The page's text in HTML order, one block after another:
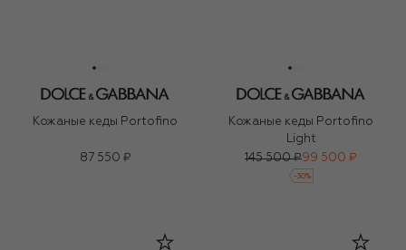
Кожаные кеды Portofino
87 550 ₽
Кожаные кеды Portofino
Light
145 500 ₽99 500 ₽
-30%